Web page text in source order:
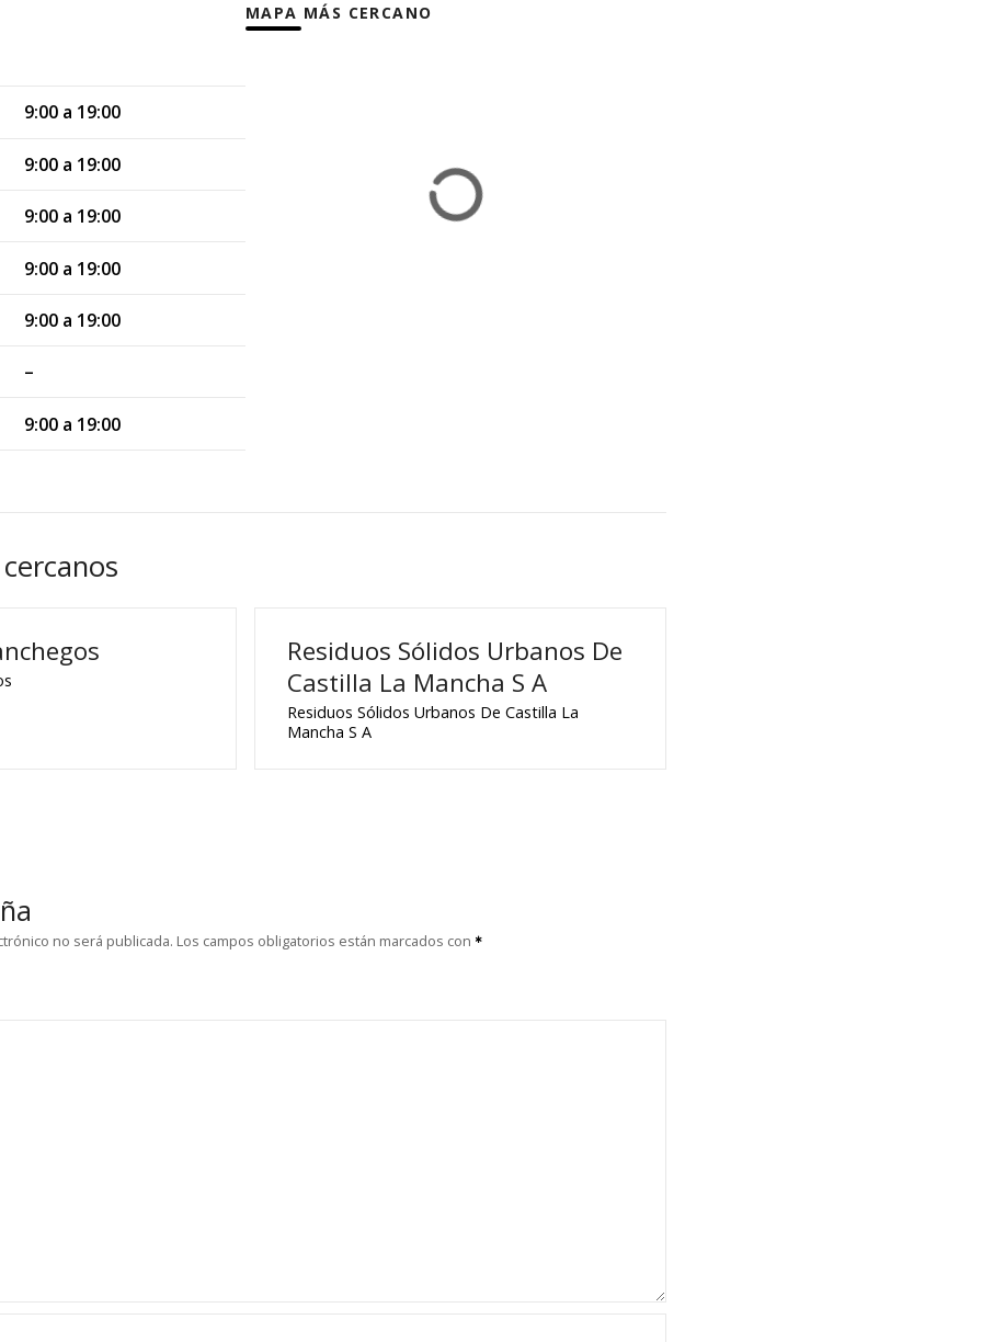
9:00 a 19:00
9:00 a 19:00
9:00 a 19:00
9:00 a 19:00
9:00 a 19:00
–
9:00 a 19:00
MAPA MÁS CERCANO
Residuos Sólidos Urbanos De
Castilla La Mancha S A
Residuos Sólidos Urbanos De Castilla La
Mancha S A
no será publicada. Los campos obligatorios están marcados con